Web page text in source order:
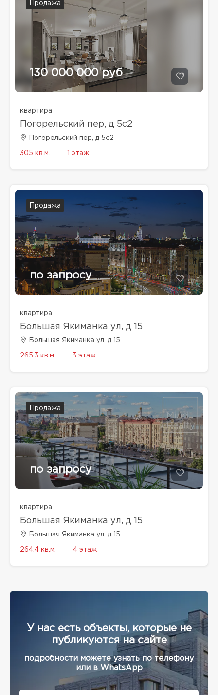
Продажа
130 000 000 руб
квартира
Погорельский пер, д 5с2
Погорельский пер, д 5с2
305 кв.м. 1 этаж
Продажа
по запросу
квартира
Большая Якиманка ул, д 15
Большая Якиманка ул, д 15
265.3 кв.м. 3 этаж
Продажа
по запросу
квартира
Большая Якиманка ул, д 15
Большая Якиманка ул, д 15
264.4 кв.м. 4 этаж
У нас есть объекты, которые не
публикуются на сайте
подробности можете узнать по телефону
или в WhatsApp